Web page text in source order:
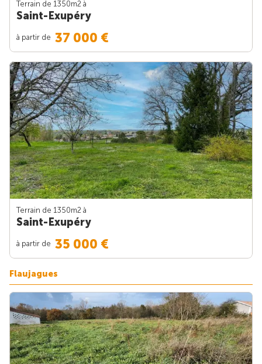
Terrain de 1350m2 à
Saint-Exupéry
à partir de 37 000 €
Terrain de 1350m2 à
Saint-Exupéry
à partir de 35 000 €
Flaujagues